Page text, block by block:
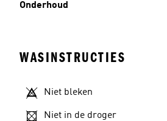
Onderhoud
WASINSTRUCTIES
Niet bleken
Niet in de droger